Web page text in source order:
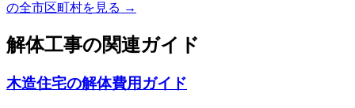
の全市区町村を見る →
解体工事の関連ガイド
木造住宅の解体費用ガイド